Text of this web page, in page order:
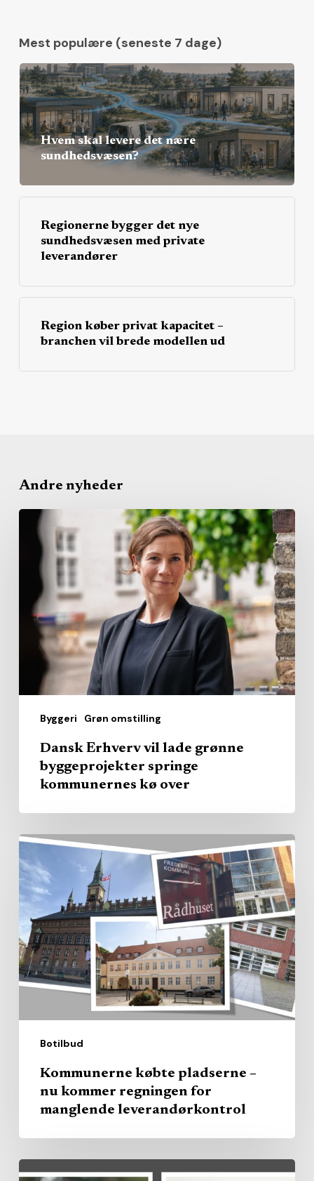
Mest populære (seneste 7 dage)
Hvem skal levere det nære
sundhedsvæsen?
Regionerne bygger det nye
sundhedsvæsen med private
leverandører
Region køber privat kapacitet –
branchen vil brede modellen ud
Andre nyheder
Byggeri Grøn omstilling
Dansk
Erhverv
grønne
byggeprojekter
springe
kommunernes
Dansk Erhverv vil lade grønne
byggeprojekter springe
kommunernes kø over
Botilbud
Kommunerne
købte
pladserne
–
nu
kommer
regningen
for
Kommunerne købte pladserne –
nu kommer regningen for
manglende leverandørkontrol
Region